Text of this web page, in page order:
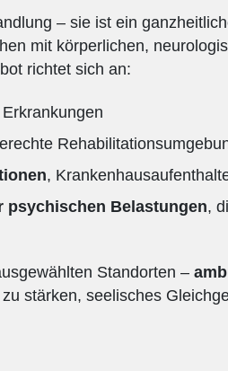
– sie ist ein
mit körperlichen,
richtet sich an:
,
psychischen Belastungen,
Standorten –
stärken, seelisches